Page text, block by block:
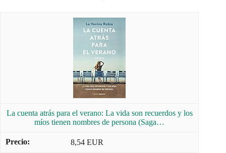
La cuenta atrás para el verano: La vida son recuerdos y los
míos tienen nombres de persona (Saga…
8,54 EUR